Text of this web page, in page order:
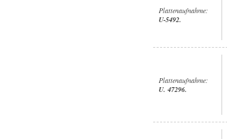
Plattenaufnahme:
U-5492.
Plattenaufnahme:
U. 47296.